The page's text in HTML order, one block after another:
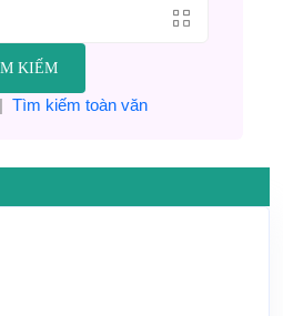
KIẾM
Tìm kiếm toàn văn